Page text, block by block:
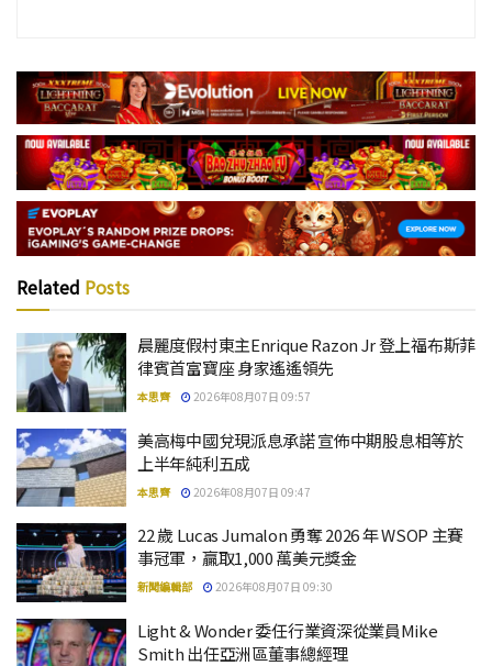
Related Posts
晨麗度假村東主Enrique Razon Jr 登上福布斯菲
律賓首富寶座 身家遙遙領先
本思齊 2026年08月07日 09:57
美高梅中國兌現派息承諾 宣佈中期股息相等於
上半年純利五成
本思齊 2026年08月07日 09:47
22 歲 Lucas Jumalon 勇奪 2026 年 WSOP 主賽
事冠軍，贏取1,000 萬美元獎金
新聞編輯部 2026年08月07日 09:30
Light & Wonder 委任行業資深從業員Mike
Smith 出任亞洲區董事總經理